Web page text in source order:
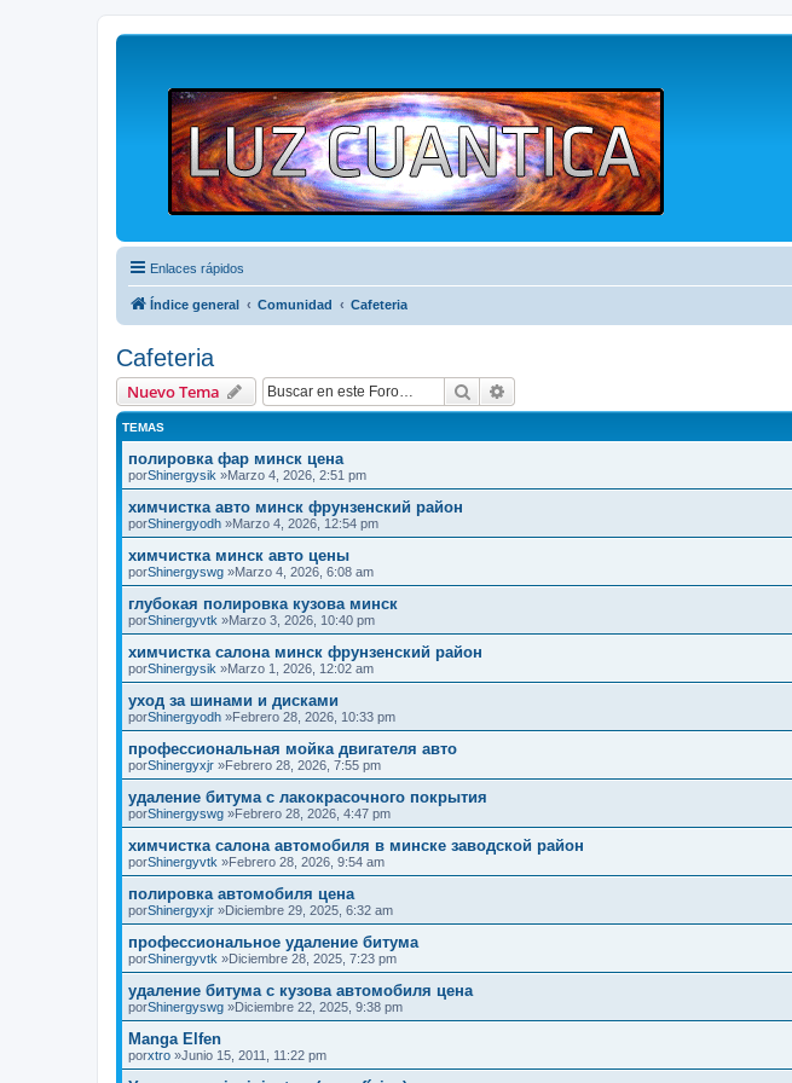
Enlaces rápidos
Índice general Comunidad Cafeteria
Cafeteria
Nuevo Tema Buscar
TEMAS
полировка фар минск цена
porShinergysik »Marzo 4, 2026, 2:51 pm
химчистка авто минск фрунзенский район
porShinergyodh »Marzo 4, 2026, 12:54 pm
химчистка минск авто цены
porShinergyswg »Marzo 4, 2026, 6:08 am
глубокая полировка кузова минск
porShinergyvtk »Marzo 3, 2026, 10:40 pm
химчистка салона минск фрунзенский район
porShinergysik »Marzo 1, 2026, 12:02 am
уход за шинами и дисками
porShinergyodh »Febrero 28, 2026, 10:33 pm
профессиональная мойка двигателя авто
porShinergyxjr »Febrero 28, 2026, 7:55 pm
удаление битума с лакокрасочного покрытия
porShinergyswg »Febrero 28, 2026, 4:47 pm
химчистка салона автомобиля в минске заводской район
porShinergyvtk »Febrero 28, 2026, 9:54 am
полировка автомобиля цена
porShinergyxjr »Diciembre 29, 2025, 6:32 am
профессиональное удаление битума
porShinergyvtk »Diciembre 28, 2025, 7:23 pm
удаление битума с кузова автомобиля цена
porShinergyswg »Diciembre 22, 2025, 9:38 pm
Manga Elfen
porxtro »Junio 15, 2011, 11:22 pm